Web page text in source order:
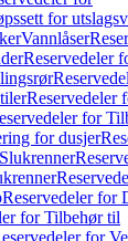
for
Vannlåser
Reservedeler
Reservedeler
for
for dusjer
Slukrenner
Reservedeler for
for Tilbehør til
for